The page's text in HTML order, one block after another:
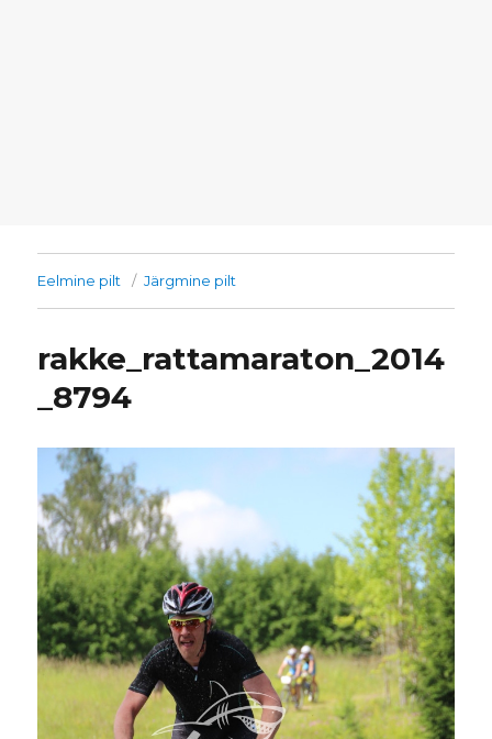
Eelmine pilt Järgmine pilt
rakke_rattamaraton_2014
_8794